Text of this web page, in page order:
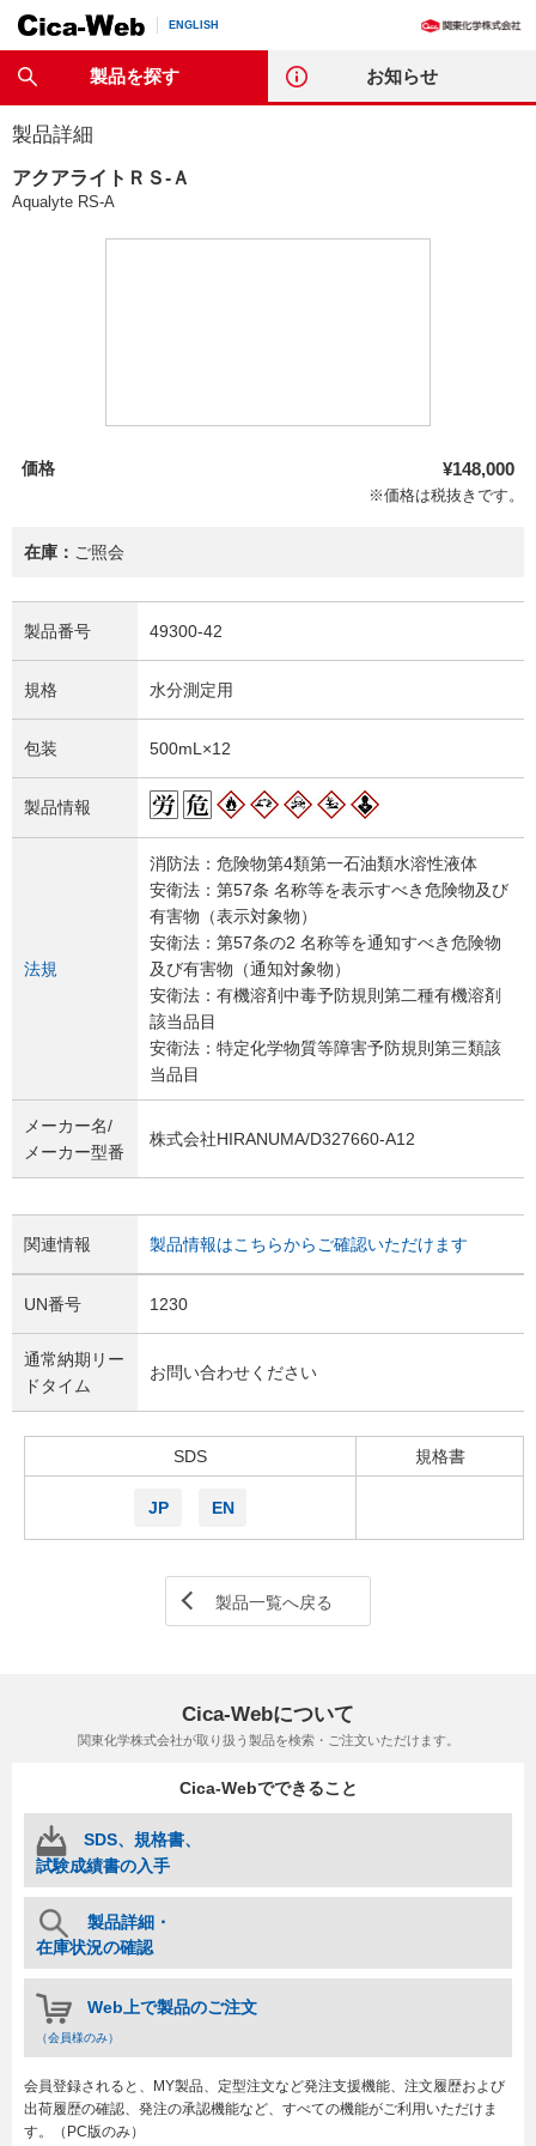
ENGLISH
製品を探す お知らせ
製品詳細
アクアライトＲＳ-Ａ
Aqualyte RS-A
価格 ¥148,000
※価格は税抜きです。
在庫： ご照会
製品番号 49300-42
規格 水分測定用
包装 500mL×12
製品情報
法規
消防法：危険物第4類第一石油類水溶性液体
安衛法：第57条 名称等を表示すべき危険物及び
有害物（表示対象物）
安衛法：第57条の2 名称等を通知すべき危険物
及び有害物（通知対象物）
安衛法：有機溶剤中毒予防規則第二種有機溶剤
該当品目
安衛法：特定化学物質等障害予防規則第三類該
当品目
メーカー名/
メーカー型番
株式会社HIRANUMA/D327660-A12
関連情報 製品情報はこちらからご確認いただけます
UN番号 1230
通常納期リー
ドタイム
お問い合わせください
SDS 規格書
JP EN
製品一覧へ戻る
Cica-Webについて
関東化学株式会社が取り扱う製品を検索・ご注文いただけます。
Cica-Webでできること
SDS、規格書、
試験成績書の入手
製品詳細・
在庫状況の確認
Web上で製品のご注文
（会員様のみ）
会員登録されると、MY製品、定型注文など発注支援機能、注文履歴および
出荷履歴の確認、発注の承認機能など、すべての機能がご利用いただけま
す。（PC版のみ）